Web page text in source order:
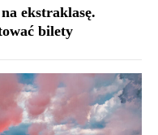
ekstraklasę.
bilety